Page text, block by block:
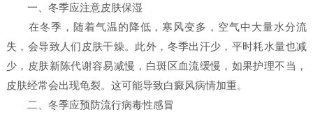
一、冬季应注意皮肤保湿
在冬季，随着气温的降低，寒风变多，空气中大量水分流
失，会导致人们皮肤干燥。此外，冬季出汗少，平时耗水量也减
少，皮肤新陈代谢容易减慢，白斑区血流缓慢，如果护理不当，
皮肤经常会出现龟裂。这可能导致白癜风病情加重。
二、冬季应预防流行病毒性感冒